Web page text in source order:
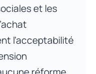
et les
l’acceptabilité